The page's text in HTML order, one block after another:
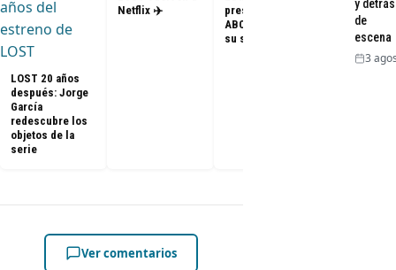
LOST 20 años
después: Jorge
García
redescubre los
objetos de la
serie
Netflix ✈️
presidenta de
ABC dice que es
su sueño
– Elenco de
en el
2014
Ver comentarios
y detrás
de
escena
3